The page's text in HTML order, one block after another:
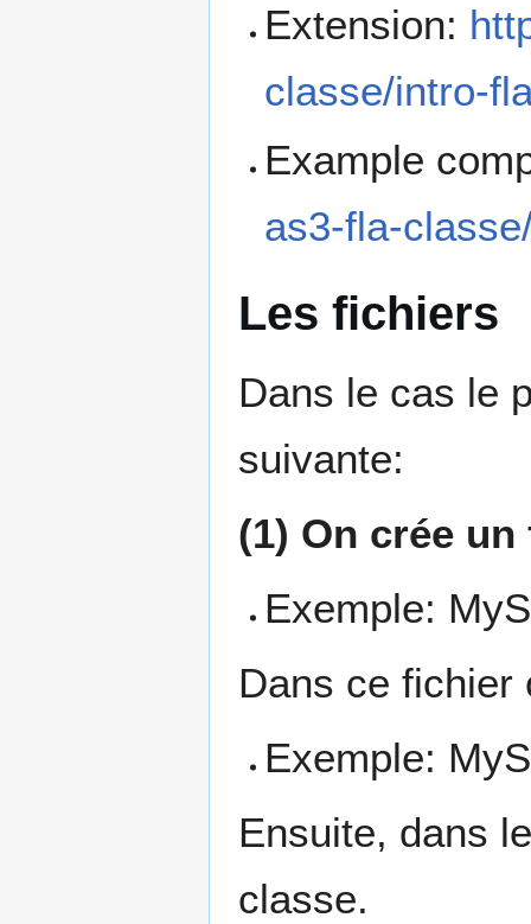
Extension:
classe/intro-
Example
as3-fla-
Les fichiers
Dans le cas le
suivante:
(1) On crée
Exemple:
Dans ce fichier
Exemple:
Ensuite, dans
classe.